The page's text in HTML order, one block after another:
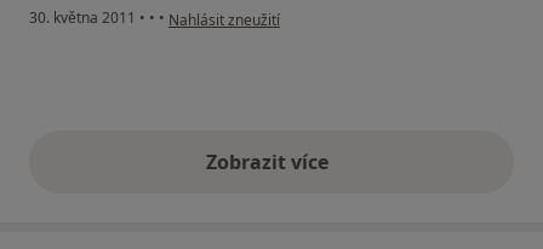
30. května 2011 • • • podle názoru uživatele Pacient
Nahlásit zneužití
Zobrazit vícevýše uvedené názory